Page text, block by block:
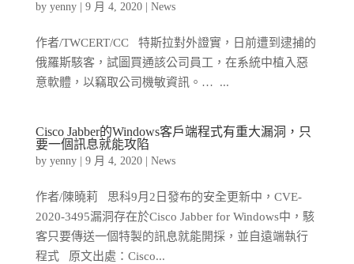
by yenny| 9 月 4, 2020| News
作者/TWCERT/CC 特斯拉對外證實，日前遭到逮捕的
俄羅斯駭客，試圖買通該公司員工，在系統中植入惡
意軟體，以竊取公司機敏資訊。… ...
Cisco Jabber的Windows客戶端程式有重大漏洞，只
要一個訊息就能攻陷
by yenny| 9 月 4, 2020| News
作者/陳曉莉 思科9月2日發布的安全更新中，CVE-
2020-3495漏洞存在於Cisco Jabber for Windows中，駭
客只要傳送一個特製的訊息就能開採，並自遠端執行
程式 原文出處：Cisco...